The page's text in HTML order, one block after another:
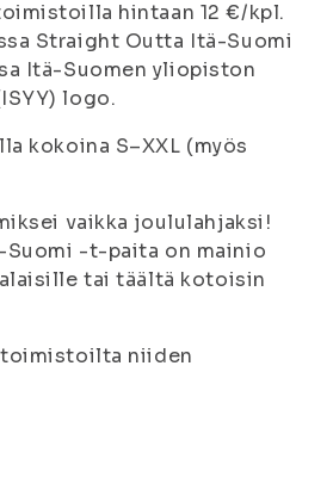
hintaan 12 €/kpl.
Straight Outta Itä-Suomi
Itä-Suomen yliopiston
logo.
kokoina S–XXL (myös
vaikka joululahjaksi!
-t-paita on mainio
tai täältä kotoisin
toimistoilta niiden